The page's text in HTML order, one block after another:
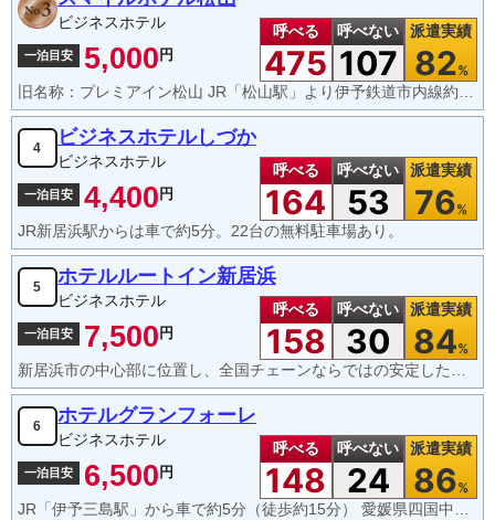
ビジネスホテル
一泊目安 5,000円
呼べる
475
呼べない
107
派遣実績
82%
旧名称：プレミアイン松山 JR「松山駅」より伊予鉄道市内線約15分「勝山町駅」下車、徒歩約1分。山陽自動車道「松山I.C.」より車で約13分。 全室無料Wi-Fi完備。
4 ビジネスホテルしづか
ビジネスホテル
一泊目安 4,400円
呼べる
164
呼べない
53
派遣実績
76%
JR新居浜駅からは車で約5分。22台の無料駐車場あり。
5 ホテルルートイン新居浜
ビジネスホテル
一泊目安 7,500円
呼べる
158
呼べない
30
派遣実績
84%
新居浜市の中心部に位置し、全国チェーンならではの安定したサービスが魅力のビジネスホテルです。新居浜ICから車で約10分。JR新居浜駅から車で約7分。1階に男女別の本格的な大浴場を完備。バイキング朝食無料。
6 ホテルグランフォーレ
ビジネスホテル
一泊目安 6,500円
呼べる
148
呼べない
24
派遣実績
86%
JR「伊予三島駅」から車で約5分（徒歩約15分） 愛媛県四国中央市（旧伊予三島市）に位置し、一般的なビジネスホテルよりも1部屋あたりの面積が広く、天井も高いため、圧迫感がなくゆったりと過ごせます。館内（別棟）に男性専用の大浴場とサウナがあり、宿泊者は無料で利用可能です。